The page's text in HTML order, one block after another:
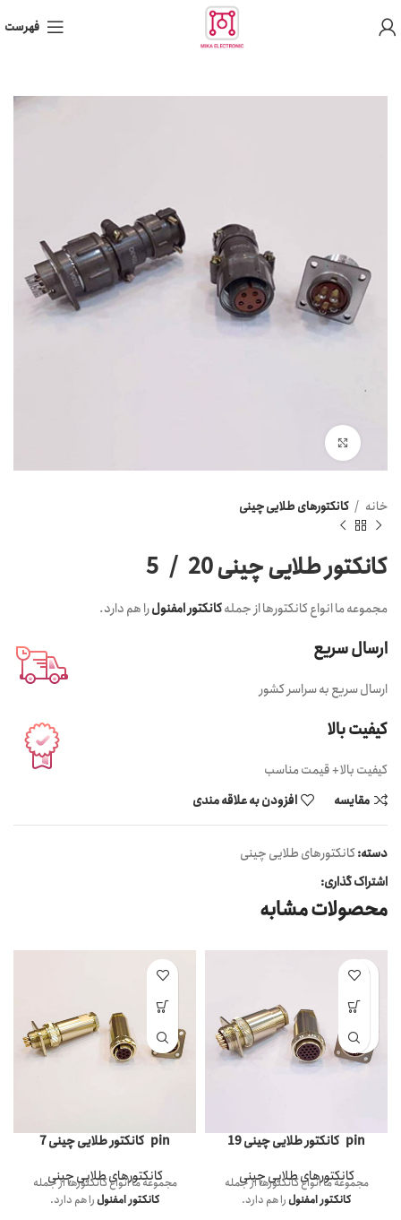
فهرست
خانه کانکتورهای طلایی چینی
کانکتور طلایی چینی 20 / 5
مجموعه ما انواع کانکتورها از جملهکانکتور امفنولرا هم دارد.
ارسال سریع
ارسال سریع به سراسر کشور
کیفیت بالا
کیفیت بالا + قیمت مناسب
مقایسه
افزودن به علاقه مندی
دسته:کانکتورهای طلایی چینی
اشتراک گذاری:
محصولات مشابه
کانکتور طلایی چینی 19 pin
کانکتورهای طلایی چینی
مجموعه ما انواع کانکتورها از جمله
کانکتور امفنولرا هم دارد.
کانکتور طلایی چینی 7 pin
کانکتورهای طلایی چینی
مجموعه ما انواع کانکتورها از جمله
کانکتور امفنولرا هم دارد.